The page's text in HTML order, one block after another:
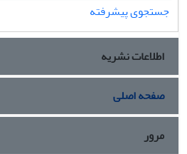
جستجوی پیشرفته
اطلاعات نشریه
صفحه اصلی
مرور